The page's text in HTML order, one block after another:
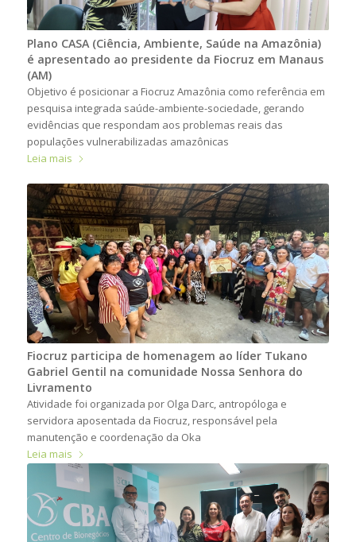
Plano CASA (Ciência, Ambiente, Saúde na Amazônia)
é apresentado ao presidente da Fiocruz em Manaus
(AM)
Objetivo é posicionar a Fiocruz Amazônia como referência em
pesquisa integrada saúde-ambiente-sociedade, gerando
evidências que respondam aos problemas reais das
populações vulnerabilizadas amazônicas
Leia mais
Fiocruz participa de homenagem ao líder Tukano
Gabriel Gentil na comunidade Nossa Senhora do
Livramento
Atividade foi organizada por Olga Darc, antropóloga e
servidora aposentada da Fiocruz, responsável pela
manutenção e coordenação da Oka
Leia mais